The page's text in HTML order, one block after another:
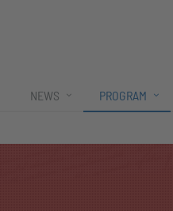
NEWS PROGRAM